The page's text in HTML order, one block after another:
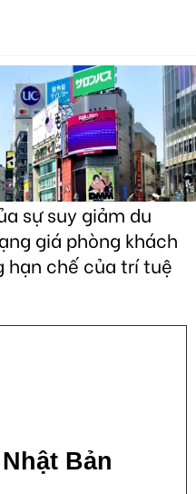
sự suy giảm du
giá phòng khách
hạn chế của trí tuệ
Bản